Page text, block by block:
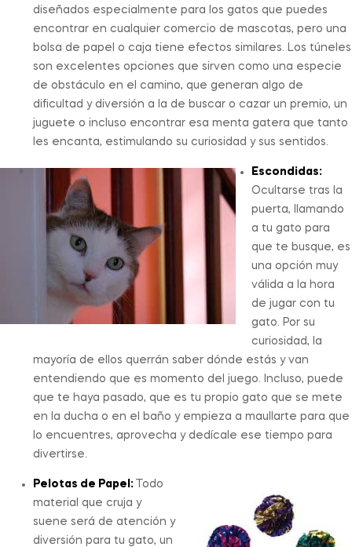
diseñados especialmente para los gatos que puedes
encontrar en cualquier comercio de mascotas, pero una
bolsa de papel o caja tiene efectos similares. Los túneles
son excelentes opciones que sirven como una especie
de obstáculo en el camino, que generan algo de
dificultad y diversión a la de buscar o cazar un premio, un
juguete o incluso encontrar esa menta gatera que tanto
les encanta, estimulando su curiosidad y sus sentidos.
Escondidas:
Ocultarse tras la
puerta, llamando
a tu gato para
que te busque, es
una opción muy
válida a la hora
de jugar con tu
gato. Por su
curiosidad, la
mayoría de ellos querrán saber dónde estás y van
entendiendo que es momento del juego. Incluso, puede
que te haya pasado, que es tu propio gato que se mete
en la ducha o en el baño y empieza a maullarte para que
lo encuentres, aprovecha y dedícale ese tiempo para
divertirse.
Pelotas de Papel:
Todo
material que cruja y
suene será de atención y
diversión para tu gato, un